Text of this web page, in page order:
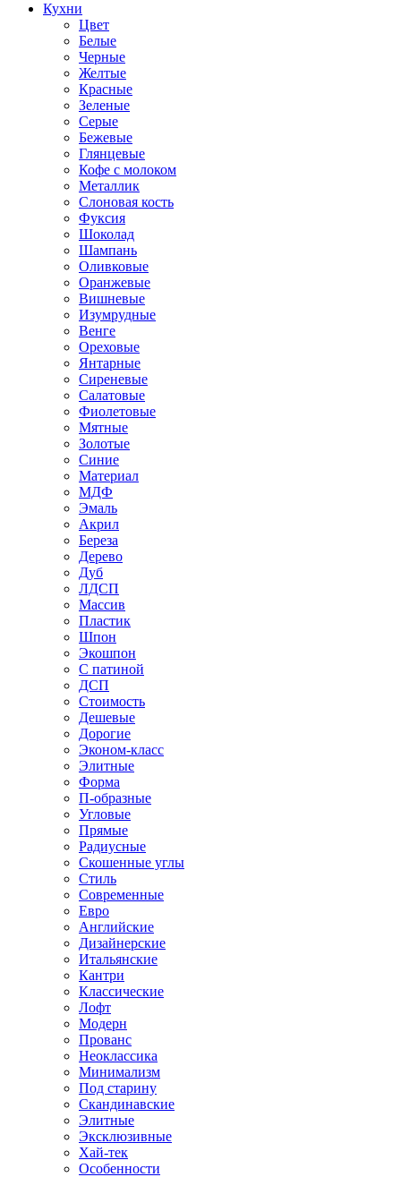
Кухни
Цвет
Белые
Черные
Желтые
Красные
Зеленые
Серые
Бежевые
Глянцевые
Кофе с молоком
Металлик
Слоновая кость
Фуксия
Шоколад
Шампань
Оливковые
Оранжевые
Вишневые
Изумрудные
Венге
Ореховые
Янтарные
Сиреневые
Салатовые
Фиолетовые
Мятные
Золотые
Синие
Материал
МДФ
Эмаль
Акрил
Береза
Дерево
Дуб
ЛДСП
Массив
Пластик
Шпон
Экошпон
С патиной
ДСП
Стоимость
Дешевые
Дорогие
Эконом-класс
Элитные
Форма
П-образные
Угловые
Прямые
Радиусные
Скошенные углы
Стиль
Современные
Евро
Английские
Дизайнерские
Итальянские
Кантри
Классические
Лофт
Модерн
Прованс
Неоклассика
Минимализм
Под старину
Скандинавские
Элитные
Эксклюзивные
Хай-тек
Особенности